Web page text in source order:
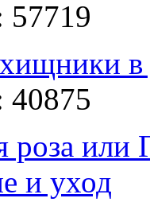
57719
40875
роза или
и уход